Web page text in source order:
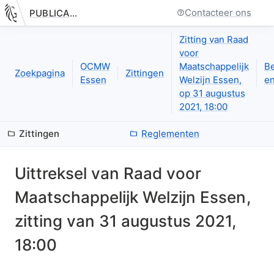
Nieuwe pagina: PUBLICATIE.GELINKT-NOTULEREN.VLAANDEREN.BE Contacteer ons
Zoekpagina
OCMW
Essen
Zittingen
Zitting van Raad
voor
Maatschappelijk
Welzijn Essen,
op 31 augustus
2021, 18:00
Zittingen Reglementen
Uittreksel van Raad voor
Maatschappelijk Welzijn Essen,
zitting van 31 augustus 2021,
18:00